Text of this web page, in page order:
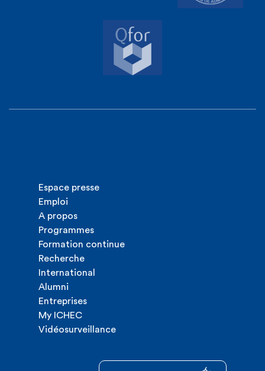
Espace presse
Emploi
A propos
Programmes
Formation continue
Recherche
International
Alumni
Entreprises
My ICHEC
Vidéosurveillance